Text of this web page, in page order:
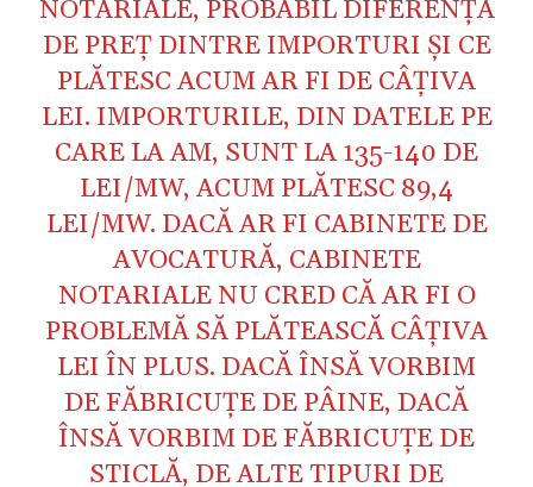
NOTARIALE, PROBABIL DIFERENȚA
DE PREȚ DINTRE IMPORTURI ȘI CE
PLĂTESC ACUM AR FI DE CÂȚIVA
LEI. IMPORTURILE, DIN DATELE PE
CARE LA AM, SUNT LA 135-140 DE
LEI/MW, ACUM PLĂTESC 89,4
LEI/MW. DACĂ AR FI CABINETE DE
AVOCATURĂ, CABINETE
NOTARIALE NU CRED CĂ AR FI O
PROBLEMĂ SĂ PLĂTEASCĂ CÂȚIVA
LEI ÎN PLUS. DACĂ ÎNSĂ VORBIM
DE FĂBRICUȚE DE PÂINE, DACĂ
ÎNSĂ VORBIM DE FĂBRICUȚE DE
STICLĂ, DE ALTE TIPURI DE